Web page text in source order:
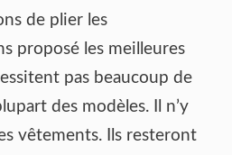
de plier les
proposé les meilleures
pas beaucoup de
des modèles. Il n’y
vêtements. Ils resteront